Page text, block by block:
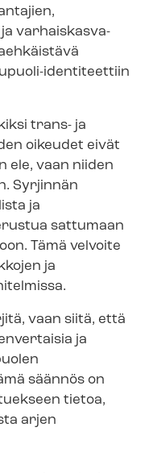
var­hais­kas­va­
​identiteettiin
trans- ja
oikeudet eivät
ele, vaan niiden
Syrjinnän
ja
sattumaan
Tämä velvoite
ja
vaan siitä, että
ja
säännös on
tietoa,
arjen